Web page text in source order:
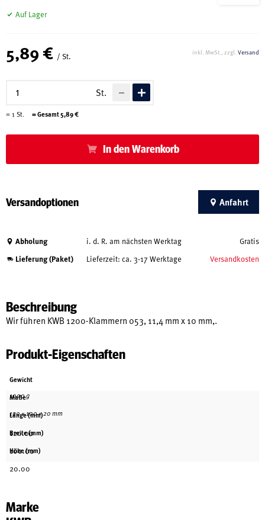
Kataloge
Über uns
Geschichte
Auf Lager
5,89 € / St. inkl. MwSt., zzgl. Versand
St.
= 1 St. = Gesamt5,89€
In den Warenkorb
Versandoptionen Anfahrt
Abholung i. d. R. am nächsten Werktag Gratis
Lieferung (Paket) Lieferzeit: ca. 3-17 Werktage Versandkosten
Beschreibung
Wir führen KWB 1200-Klammern 053, 11,4 mm x 10 mm,.
Produkt-Eigenschaften
Gewicht
1000 g
Maße
120 × 100 × 20 mm
Länge (mm)
120.00
Breite (mm)
100.00
Höhe (mm)
20.00
Marke